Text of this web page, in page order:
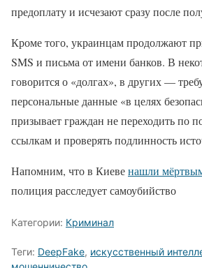
предоплату и исчезают сразу после
Кроме того, украинцам продолжают
SMS и письма от имени банков. В
говорится о «долгах», в других —
персональные данные «в целях
призывает граждан не переходить по
ссылкам и проверять подлинность
Напомним, что в Киевенашли
полиция расследует самоубийство
Категории: Криминал
Теги: DeepFake, искусственный